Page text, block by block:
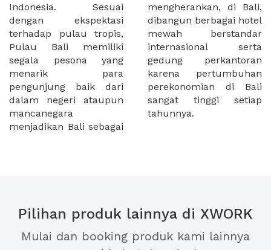
Indonesia. Sesuai
dengan ekspektasi
terhadap pulau tropis,
Pulau Bali memiliki
segala pesona yang
menarik para
pengunjung baik dari
dalam negeri ataupun
mancanegara
menjadikan Bali sebagai
mengherankan, di Bali,
dibangun berbagai hotel
mewah berstandar
internasional serta
gedung perkantoran
karena pertumbuhan
perekonomian di Bali
sangat tinggi setiap
tahunnya.
Pilihan produk lainnya di XWORK
Mulai dan booking produk kami lainnya